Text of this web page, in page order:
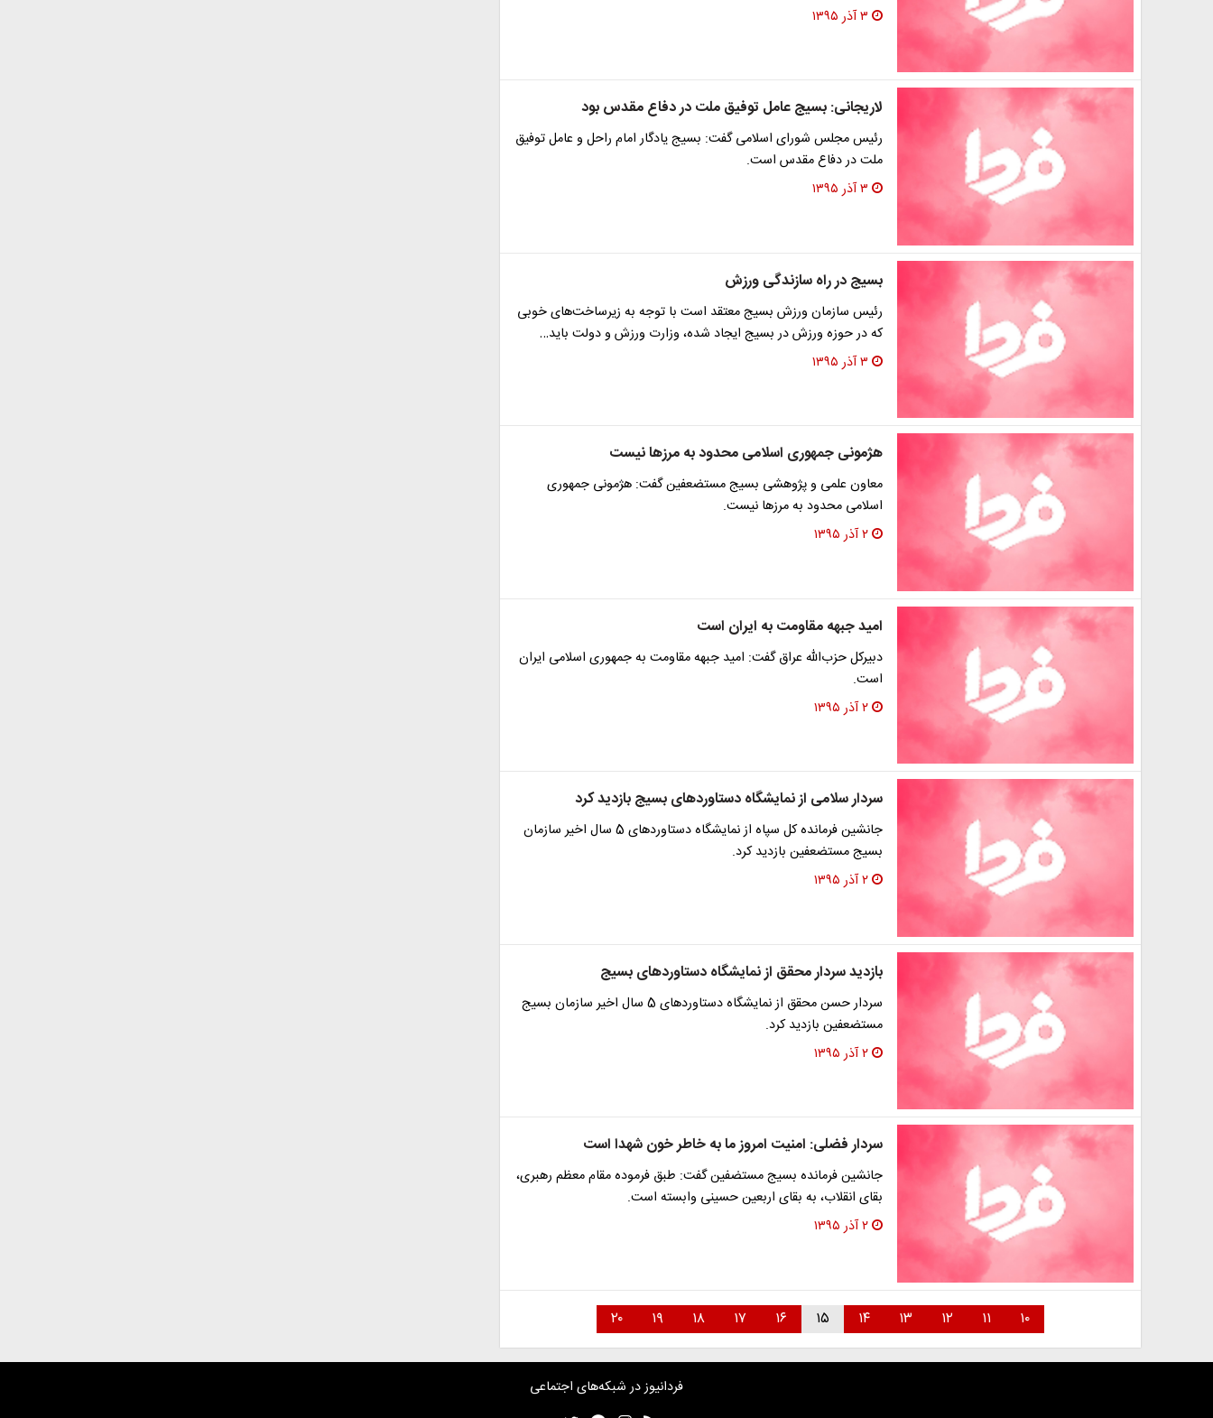
۳ آذر ۱۳۹۵
لاریجانی: بسیج عامل توفیق ملت در دفاع مقدس بود
رئیس مجلس شورای اسلامی گفت: بسیج یادگار امام راحل و عامل توفیق
ملت در دفاع مقدس است.
۳ آذر ۱۳۹۵
بسیج در راه سازندگی ورزش
رئیس سازمان ورزش بسیج معتقد است با توجه به زیرساخت‌های خوبی
که در حوزه ورزش در بسیج ایجاد شده، وزارت ورزش و دولت باید…
۳ آذر ۱۳۹۵
هژمونی جمهوری اسلامی محدود به مرزها نیست
معاون علمی و پژوهشی بسیج مستضعفین گفت: هژمونی جمهوری
اسلامی محدود به مرزها نیست.
۲ آذر ۱۳۹۵
امید جبهه مقاومت به ایران است
دبیرکل حزب‌الله عراق گفت: امید جبهه مقاومت به جمهوری اسلامی ایران
است.
۲ آذر ۱۳۹۵
سردار سلامی از نمایشگاه دستاورد‌های بسیج بازدید کرد
جانشین فرمانده کل سپاه از نمایشگاه دستاوردهای 5 سال اخیر سازمان
بسیج مستضعفین بازدید کرد.
۲ آذر ۱۳۹۵
بازدید سردار محقق از نمایشگاه دستاوردهای بسیج
سردار حسن محقق از نمایشگاه دستاوردهای 5 سال اخیر سازمان بسیج
مستضعفین بازدید کرد.
۲ آذر ۱۳۹۵
سردار فضلی: امنیت امروز ما به خاطر خون شهدا است
جانشین فرمانده بسیج مستضفین گفت: طبق فرموده مقام معظم رهبری،
بقای انقلاب، به بقای اربعین حسینی وابسته است.
۲ آذر ۱۳۹۵
۱۰ ۱۱ ۱۲ ۱۳ ۱۴ ۱۵ ۱۶ ۱۷ ۱۸ ۱۹ ۲۰
فردانیوز در شبکه‌های اجتماعی